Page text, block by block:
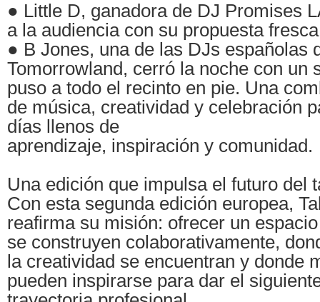
● Little D, ganadora de DJ Promises
a la audiencia con su propuesta
● B Jones, una de las DJs españolas
Tomorrowland, cerró la noche con un
puso a todo el recinto en pie. Una
de música, creatividad y celebración
días llenos de
aprendizaje, inspiración y comunidad.
Una edición que impulsa el futuro del
Con esta segunda edición europea,
reafirma su misión: ofrecer un
se construyen colaborativamente,
la creatividad se encuentran y donde
pueden inspirarse para dar el